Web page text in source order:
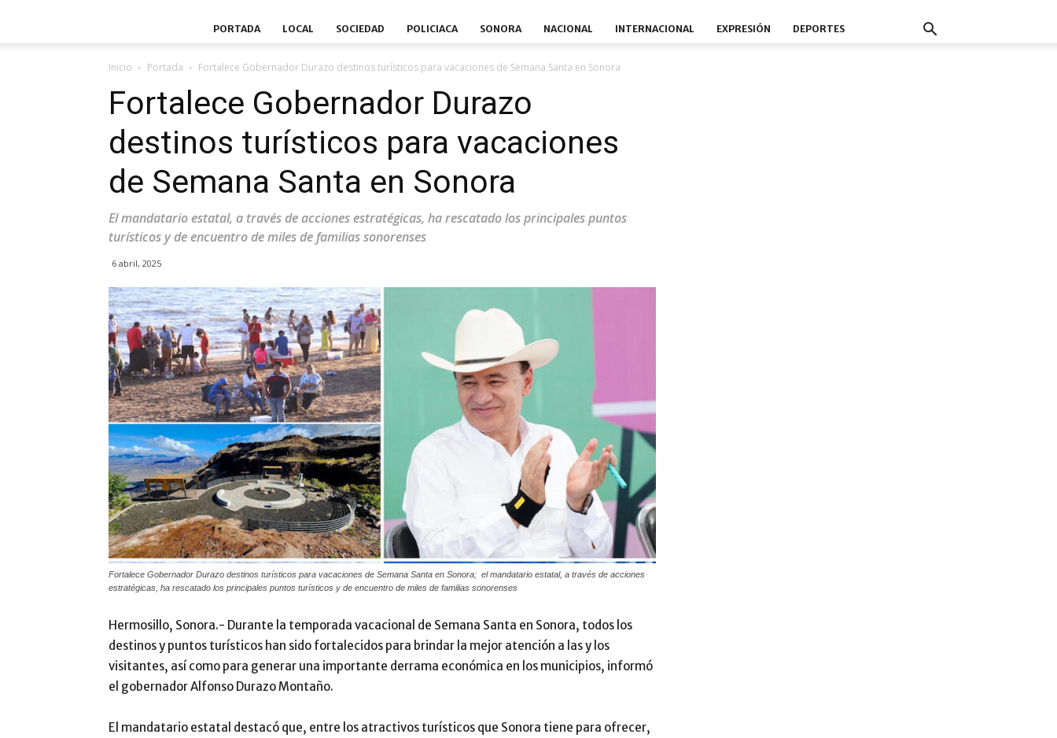
PORTADA LOCAL SOCIEDAD POLICIACA SONORA NACIONAL INTERNACIONAL EXPRESIÓN DEPORTES
Inicio Portada Fortalece Gobernador Durazo destinos turísticos para vacaciones de Semana Santa en Sonora
Fortalece Gobernador Durazo
destinos turísticos para vacaciones
de Semana Santa en Sonora
El mandatario estatal, a través de acciones estratégicas, ha rescatado los principales puntos
turísticos y de encuentro de miles de familias sonorenses
6 abril, 2025
Fortalece Gobernador Durazo destinos turísticos para vacaciones de Semana Santa en Sonora; el mandatario estatal, a través de acciones
estratégicas, ha rescatado los principales puntos turísticos y de encuentro de miles de familias sonorenses
Hermosillo, Sonora.- Durante la temporada vacacional de Semana Santa en Sonora, todos los
destinos y puntos turísticos han sido fortalecidos para brindar la mejor atención a las y los
visitantes, así como para generar una importante derrama económica en los municipios, informó
el gobernador Alfonso Durazo Montaño.
El mandatario estatal destacó que, entre los atractivos turísticos que Sonora tiene para ofrecer,